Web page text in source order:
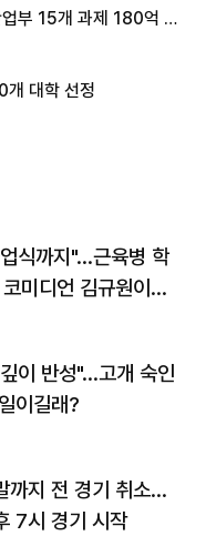
부 15개 과제 180억 지
개 대학 선정
식까지"…근육병 학
미디언 김규원이었
이 반성"…고개 숙인
이길래?
까지 전 경기 취소…
7시 경기 시작